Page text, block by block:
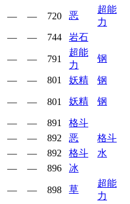
— — 720 恶
超能
力
— — 744 岩石
— — 791
超能
力
钢
— — 801 妖精
钢
— — 801 妖精 钢
— — 891
格斗
— — 892 恶
格斗
— — 892 格斗
水
— — 896 冰
— — 898 草
超能
力